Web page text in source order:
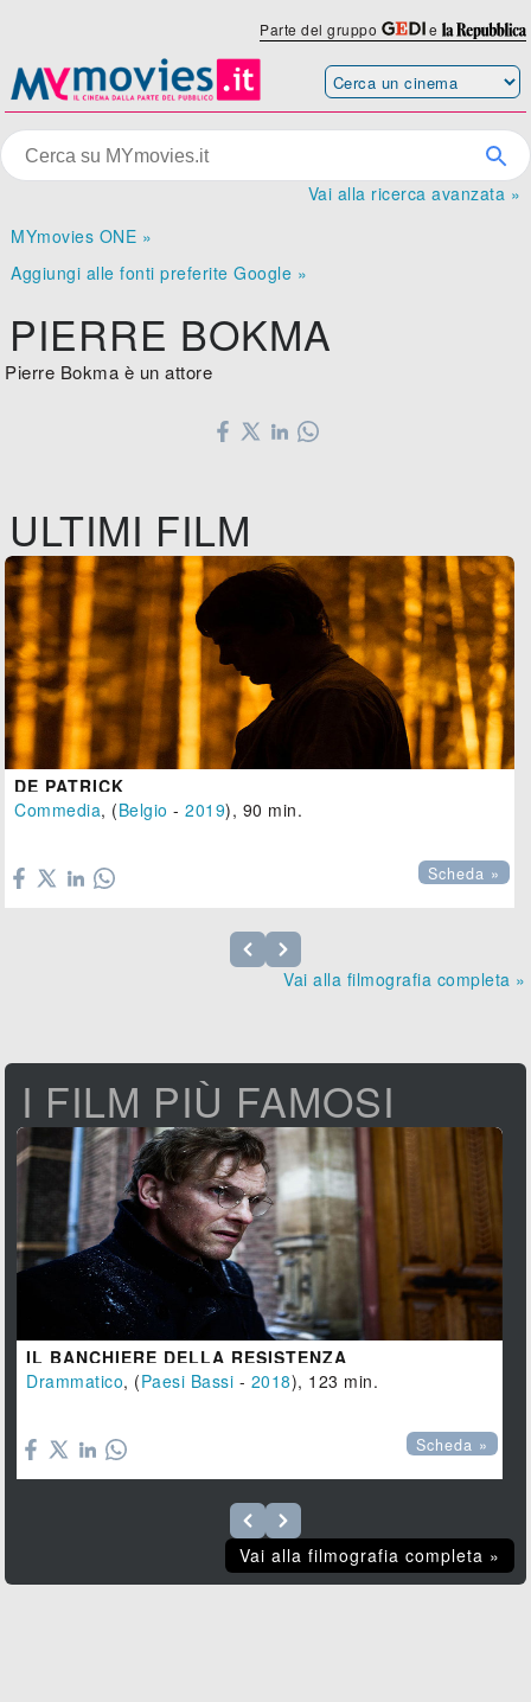
Parte del gruppo e
Vai alla ricerca avanzata »
MYmovies ONE »
Aggiungi alle fonti preferite Google »
PIERRE BOKMA
Pierre Bokma è un attore
ULTIMI FILM
DE PATRICK
Commedia, (Belgio -2019), 90 min.
Scheda »
Vai alla filmografia completa »
I FILM PIÙ FAMOSI
IL BANCHIERE DELLA RESISTENZA
Drammatico, (Paesi Bassi - 2018), 123 min.
Scheda »
Vai alla filmografia completa »